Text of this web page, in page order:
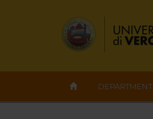
DEPARTMENT